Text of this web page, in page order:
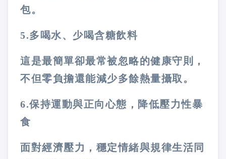
包。
5.多喝水、少喝含糖飲料
這是最簡單卻最常被忽略的健康守則，
不但零負擔還能減少多餘熱量攝取。
6.保持運動與正向心態，降低壓力性暴
食
面對經濟壓力，穩定情緒與規律生活同